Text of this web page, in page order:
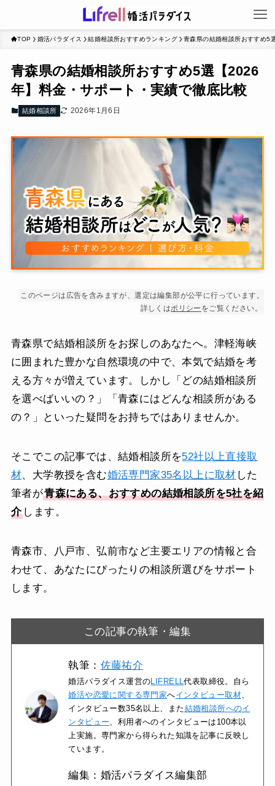
TOP 婚活パラダイス 結婚相談所おすすめランキング 青森県の結婚相談所おすすめ5
青森県の結婚相談所おすすめ5選【2026
年】料金・サポート・実績で徹底比較
結婚相談所 2026年1月6日
このページは広告を含みますが、選定は編集部が公平に行っています。
詳しくはポリシー をご覧ください。
青森県で結婚相談所をお探しのあなたへ。津軽海峡
に囲まれた豊かな自然環境の中で、本気で結婚を考
える方々が増えています。しかし「どの結婚相談所
を選べばいいの？」「青森にはどんな相談所がある
の？」といった疑問をお持ちではありませんか。
そこでこの記事では、結婚相談所を52社以上直接取
材、大学教授を含む婚活専門家35名以上に取材 した
筆者が青森にある、おすすめの結婚相談所を5社を紹
介 します。
青森市、八戸市、弘前市など主要エリアの情報と合
わせて、あなたにぴったりの相談所選びをサポート
します。
この記事の執筆・編集
執筆： 佐藤祐介
婚活パラダイス運営のLIFRELL代表取締役。自ら
婚活や恋愛に関する専門家へインタビュー取材、
インタビュー数35名以上、また結婚相談所へのイ
ンタビュー、利用者へのインタビューは100本以
上実施。専門家から得られた知識を記事に反映し
ています。
編集：婚活パラダイス編集部